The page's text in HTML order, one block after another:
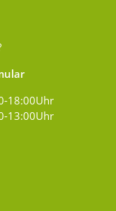
18:00Uhr
13:00Uhr